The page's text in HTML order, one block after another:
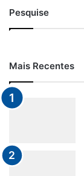
Pesquise
Mais Recentes